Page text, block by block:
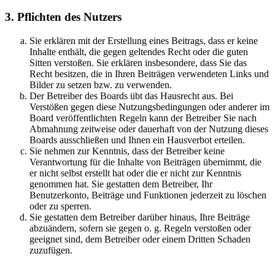
3. Pflichten des Nutzers
Sie erklären mit der Erstellung eines Beitrags, dass er keine
Inhalte enthält, die gegen geltendes Recht oder die guten
Sitten verstoßen. Sie erklären insbesondere, dass Sie das
Recht besitzen, die in Ihren Beiträgen verwendeten Links und
Bilder zu setzen bzw. zu verwenden.
Der Betreiber des Boards übt das Hausrecht aus. Bei
Verstößen gegen diese Nutzungsbedingungen oder anderer im
Board veröffentlichten Regeln kann der Betreiber Sie nach
Abmahnung zeitweise oder dauerhaft von der Nutzung dieses
Boards ausschließen und Ihnen ein Hausverbot erteilen.
Sie nehmen zur Kenntnis, dass der Betreiber keine
Verantwortung für die Inhalte von Beiträgen übernimmt, die
er nicht selbst erstellt hat oder die er nicht zur Kenntnis
genommen hat. Sie gestatten dem Betreiber, Ihr
Benutzerkonto, Beiträge und Funktionen jederzeit zu löschen
oder zu sperren.
Sie gestatten dem Betreiber darüber hinaus, Ihre Beiträge
abzuändern, sofern sie gegen o. g. Regeln verstoßen oder
geeignet sind, dem Betreiber oder einem Dritten Schaden
zuzufügen.